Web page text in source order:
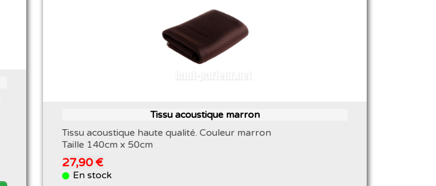
Tissu acoustique marron
Tissu acoustique haute qualité. Couleur marron
Taille 140cm x 50cm
27,90 €
En stock